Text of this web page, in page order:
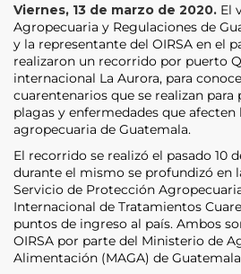
Viernes, 13 de marzo de 2020. El
Agropecuaria y Regulaciones de
y la representante del OIRSA en el
realizaron un recorrido por puerto
internacional La Aurora, para
cuarentenarios que se realizan
plagas y enfermedades que afecten
agropecuaria de Guatemala.
El recorrido se realizó el pasado 10
durante el mismo se profundizó en
Servicio de Protección
Internacional de Tratamientos
puntos de ingreso al país. Ambos
OIRSA por parte del Ministerio de
Alimentación (MAGA) de